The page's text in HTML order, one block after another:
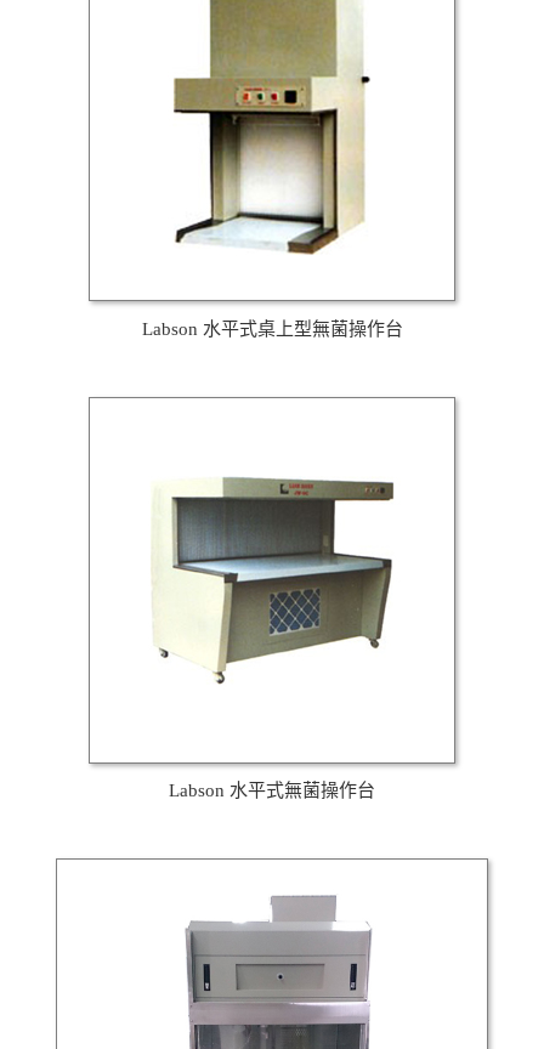
Labson 水平式桌上型無菌操作台
Labson 水平式無菌操作台